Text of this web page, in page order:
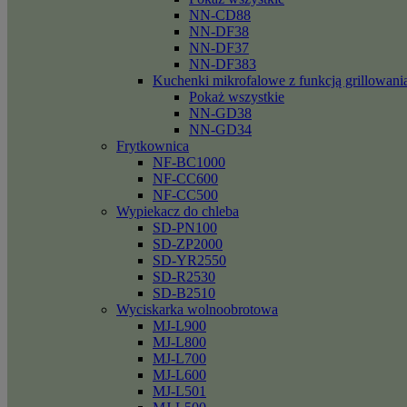
NN-CD88
NN-DF38
NN-DF37
NN-DF383
Kuchenki mikrofalowe z funkcją
Pokaż wszystkie
NN-GD38
NN-GD34
Frytkownica
NF-BC1000
NF-CC600
NF-CC500
Wypiekacz do chleba
SD-PN100
SD-ZP2000
SD-YR2550
SD-R2530
SD-B2510
Wyciskarka wolnoobrotowa
MJ-L900
MJ-L800
MJ-L700
MJ-L600
MJ-L501